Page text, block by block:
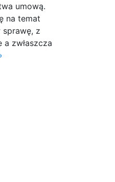
umową.
na temat
z
zwłaszcza